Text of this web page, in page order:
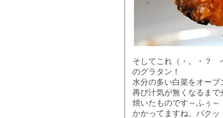
そしてこれ（・。・？
のグラタン！
水分の多い白菜をオー
再び汁気が無くなるま
焼いたものです～ふぅ
かかってますね。パクッ